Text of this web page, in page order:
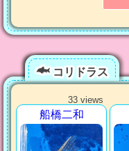
コリドラス
33 views
船橋二和